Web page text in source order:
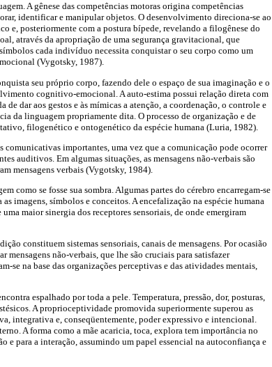
A gênese das competências motoras origina competências
identificar e manipular objetos. O desenvolvimento direciona-se ao
e, posteriormente com a postura bípede, revelando a filogênese do
através da apropriação de uma segurança gravitacional, que
cada indivíduo necessita conquistar o seu corpo como um
(Vygotsky, 1987).
seu próprio corpo, fazendo dele o espaço de sua imaginação e o
cognitivo-emocional. A auto-estima possui relação direta com
dar aos gestos e às mímicas a atenção, a coordenação, o controle e
da linguagem propriamente dita. O processo de organização e de
filogenético e ontogenético da espécie humana (Luria, 1982).
importantes, uma vez que a comunicação pode ocorrer
auditivos. Em algumas situações, as mensagens não-verbais são
mensagens verbais (Vygotsky, 1984).
como se fosse sua sombra. Algumas partes do cérebro encarregam-se
imagens, símbolos e conceitos. A encefalização na espécie humana
maior sinergia dos receptores sensoriais, de onde emergiram
constituem sistemas sensoriais, canais de mensagens. Por ocasião
mensagens não-verbais, que lhe são cruciais para satisfazer
se na base das organizações perceptivas e das atividades mentais,
espalhado por toda a pele. Temperatura, pressão, dor, posturas,
A proprioceptividade promovida superiormente superou as
integrativa e, conseqüentemente, poder expressivo e intencional.
A forma como a mãe acaricia, toca, explora tem importância no
e para a interação, assumindo um papel essencial na autoconfiança e